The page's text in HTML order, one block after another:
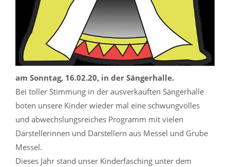
am Sonntag, 16.02.20, in der Sängerhalle.
Bei toller Stimmung in der ausverkauften Sängerhalle
boten unsere Kinder wieder mal eine schwungvolles
und abwechslungsreiches Programm mit vielen
Darstellerinnen und Darstellern aus Messel und Grube
Messel.
Dieses Jahr stand unser Kinderfasching unter dem